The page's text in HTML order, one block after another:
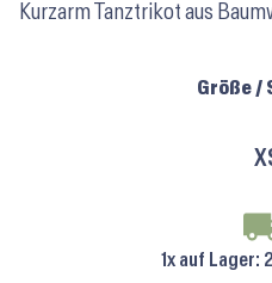
Kurzarm Tanztrikot aus
Größe /
1x auf Lager: